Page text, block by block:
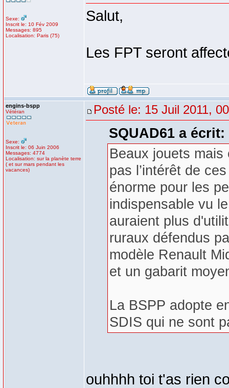
Sexe:
Inscrit le: 10 Fév 2009
Messages: 895
Localisation: Paris (75)
Salut,
Les FPT seront
engins-bspp
Vétéran
Sexe:
Inscrit le: 06 Juin 2006
Messages: 4774
Localisation: sur la planète terre
( et sur mars pendant les
vacances)
Posté le: 15 Juil 2011,
SQUAD61 a écrit:
Beaux jouets
pas l’intérêt de
énorme pour les
indispensable vu
auraient plus
ruraux défendus
modèle Renault
et un gabarit
La BSPP adopte
SDIS qui ne sont
ouhhhh toi t'as rien